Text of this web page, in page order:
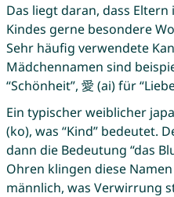
Das liegt daran, dass Eltern
Kindes gerne besondere
Sehr häufig verwendete
Mädchennamen sind
“Schönheit”, 愛 (ai) für
Ein typischer weiblicher
(ko), was “Kind” bedeutet.
dann die Bedeutung “das
Ohren klingen diese
männlich, was Verwirrung